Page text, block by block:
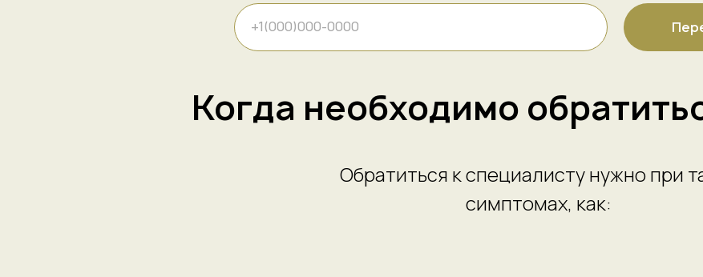
Когда необходимо
Обратиться к специалисту нужно при
симптомах, как: